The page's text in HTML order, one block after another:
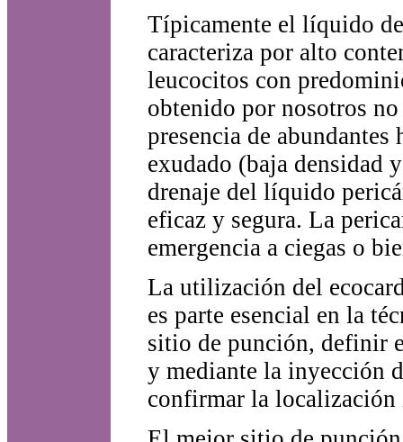
Típicamente el líquido
caracteriza por alto
leucocitos con
obtenido por nosotros
presencia de
exudado (baja densidad
drenaje del líquido
eficaz y segura. La
emergencia a ciegas o
La utilización del
es parte esencial en la
sitio de punción, definir
y mediante la inyección
confirmar la localización